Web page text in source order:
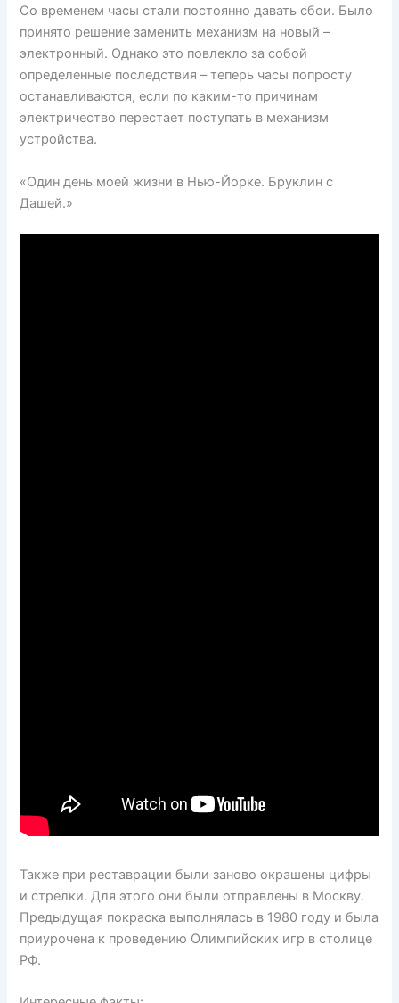
Со временем часы стали постоянно давать сбои. Было
принято решение заменить механизм на новый –
электронный. Однако это повлекло за собой
определенные последствия – теперь часы попросту
останавливаются, если по каким-то причинам
электричество перестает поступать в механизм
устройства.
«Один день моей жизни в Нью-Йорке. Бруклин с
Дашей.»
Также при реставрации были заново окрашены цифры
и стрелки. Для этого они были отправлены в Москву.
Предыдущая покраска выполнялась в 1980 году и была
приурочена к проведению Олимпийских игр в столице
РФ.